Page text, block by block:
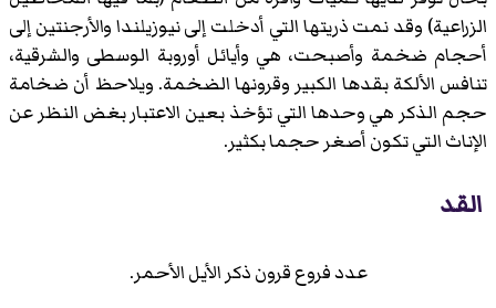
الزراعية) وقد نمت ذريتها التي أدخلت إلى نيوزيلندا والأرجنتين إلى
أحجام ضخمة وأصبحت، هي وأيائل أوروبة الوسطى والشرقية،
تنافس الألكة بقدها الكبير وقرونها الضخمة. ويلاحظ أن ضخامة
حجم الذكر هي وحدها التي تؤخذ بعين الاعتبار بغض النظر عن
الإناث التي تكون أصغر حجما بكثير.
القد
عدد فروع قرون ذكر الأيل الأحمر.